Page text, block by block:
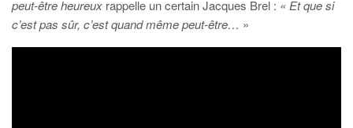
peut-être heureux rappelle un certain Jacques Brel : « Et que si
c’est pas sûr, c’est quand même peut-être… »